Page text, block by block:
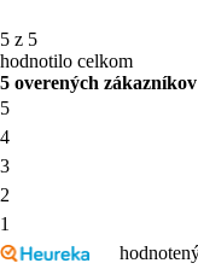
5 z 5
hodnotilo celkom
5 overených zákazníkov
5
4
3
2
1